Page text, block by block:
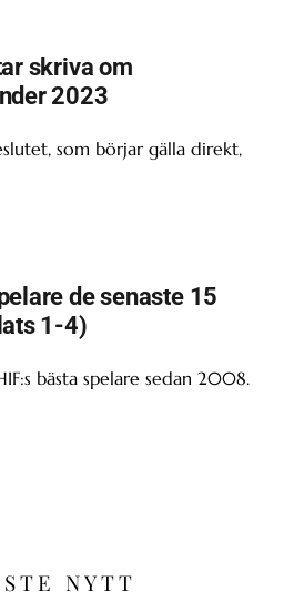
skriva om
2023
som börjar gälla direkt,
de senaste 15
1-4)
bästa spelare sedan 2008.
NYTT